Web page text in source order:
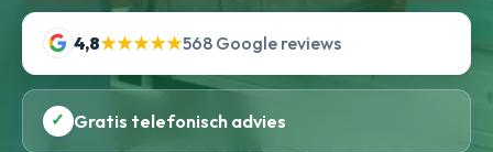
4,8★★★★★568 Google reviews
✓ Gratis telefonisch advies